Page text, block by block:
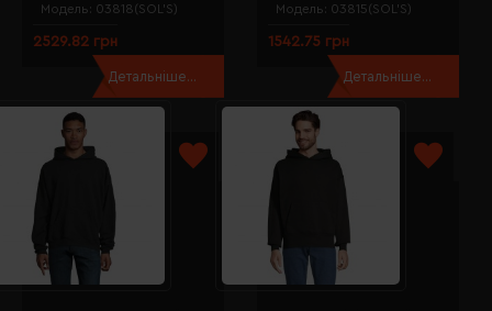
Модель: 03818(SOL’S)
2529.82 грн
Детальніше...
Модель: 03815(SOL’S)
1542.75 грн
Детальніше...